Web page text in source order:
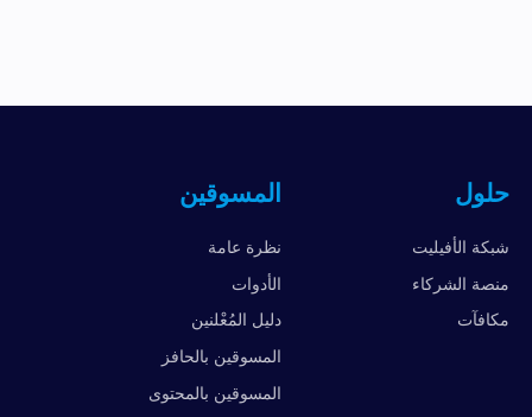
حلول
شبكة الأفيليت
منصة الشركاء
مكافآت
المسوقين
نظرة عامة
الأدوات
دليل المُعْلنين
المسوقين بالحافز
المسوقين بالمحتوى